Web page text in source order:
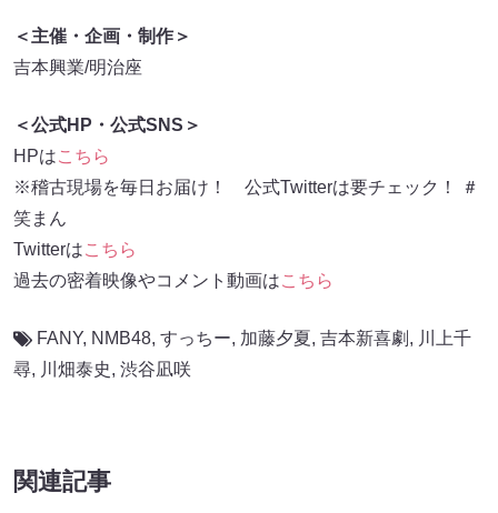
＜主催・企画・制作＞
吉本興業/明治座
＜公式HP・公式SNS＞
HPはこちら
※稽古現場を毎日お届け！ 公式Twitterは要チェック！ ＃
笑まん
Twitterはこちら
過去の密着映像やコメント動画はこちら
FANY, NMB48, すっちー, 加藤夕夏, 吉本新喜劇 , 川上千
尋, 川畑泰史, 渋谷凪咲
関連記事